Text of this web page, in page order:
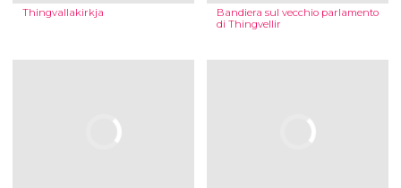
Thingvallakirkja
Bandiera sul vecchio parlamento
di Thingvellir